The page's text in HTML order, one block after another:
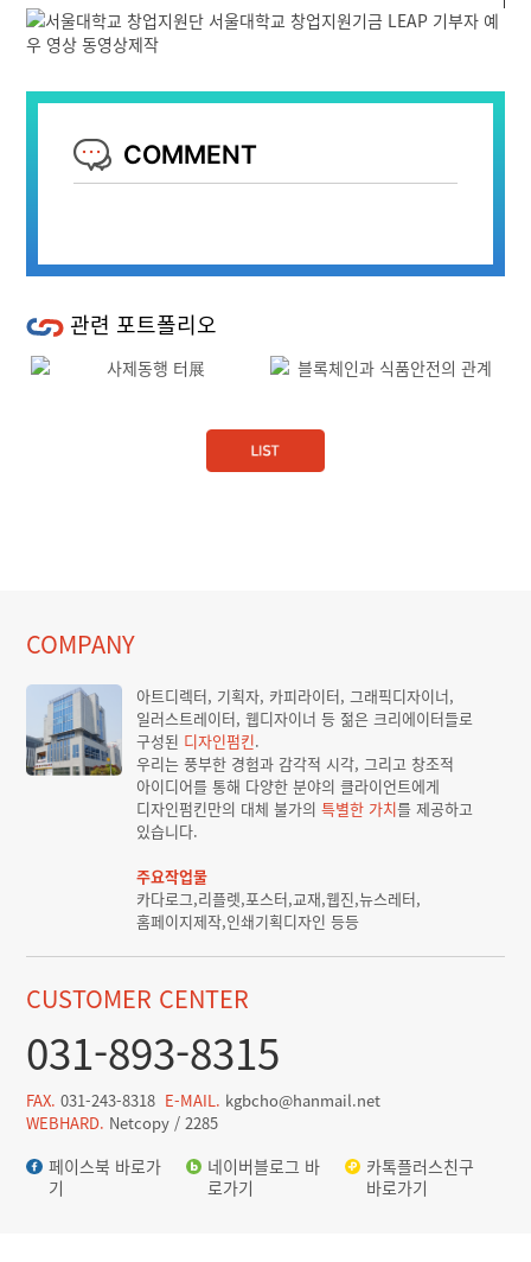
COMMENT
관련 포트폴리오
COMPANY
아트디렉터, 기획자, 카피라이터, 그래픽디자이너,
일러스트레이터, 웹디자이너 등 젊은 크리에이터들로
구성된 디자인펌킨.
우리는 풍부한 경험과 감각적 시각, 그리고 창조적
아이디어를 통해 다양한 분야의 클라이언트에게
디자인펌킨만의 대체 불가의특별한 가치를 제공하고
있습니다.
주요작업물
카다로그,리플렛,포스터,교재,웹진,뉴스레터,
홈페이지제작,인쇄기획디자인 등등
CUSTOMER CENTER
031-893-8315
FAX. 031-243-8318 E-MAIL. kgbcho@hanmail.net
WEBHARD. Netcopy / 2285
페이스북 바로가
기
네이버블로그 바
로가기
카톡플러스친구
바로가기